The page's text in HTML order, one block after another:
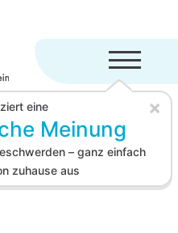
Menü
eine
Meinung
– ganz einfach
zuhause aus
×
ein